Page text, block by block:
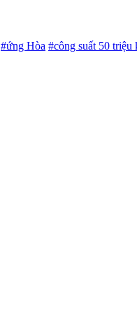
#ứng Hòa #công suất 50 triệu